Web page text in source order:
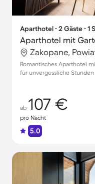
Aparthotel ∙ 2 Gäste ∙ 1
Zakopane,
Romantisches Aparthotel
für unvergessliche
ab 107 €
pro Nacht
5.0